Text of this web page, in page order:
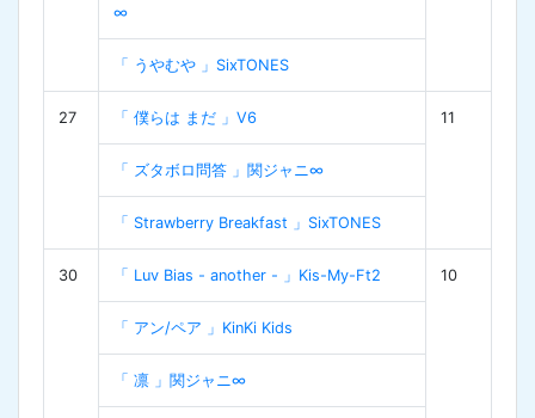
∞
「 うやむや 」SixTONES
27 「 僕らは まだ 」V6 11
「 ズタボロ問答 」関ジャニ∞
「 Strawberry Breakfast 」SixTONES
30 「 Luv Bias - another - 」Kis-My-Ft2 10
「 アン/ペア 」KinKi Kids
「 凛 」関ジャニ∞